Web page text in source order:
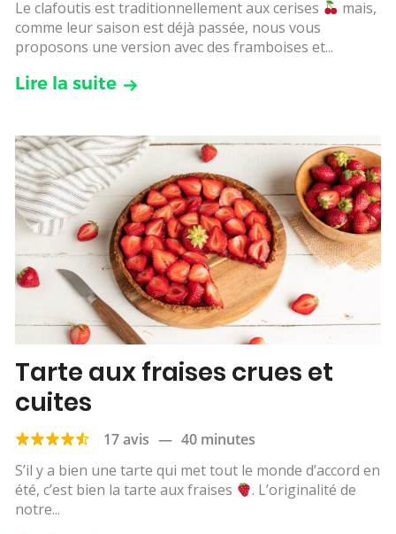
Le clafoutis est traditionnellement aux cerises
mais,
comme leur saison est déjà passée, nous vous
proposons une version avec des framboises et...
Lire la suite
Tarte aux fraises crues et
cuites
17 avis — 40 minutes
S’il y a bien une tarte qui met tout le monde d’accord en
été, c’est bien la tarte aux fraises
. L’originalité de
notre...